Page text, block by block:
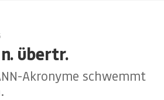
übertr.
Akronyme schwemmt